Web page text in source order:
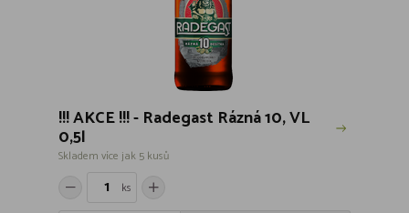
!!! AKCE !!! - Radegast Rázná 10, VL
0,5l
Skladem více jak 5 kusů
ks